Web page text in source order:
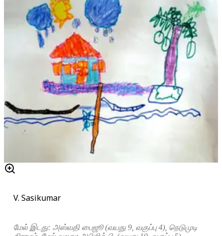
V. Sasikumar
மேல் இடது: அஸ்வதி பைஜூ (வயது 9, வகுப்பு 4), நெடுமுடி